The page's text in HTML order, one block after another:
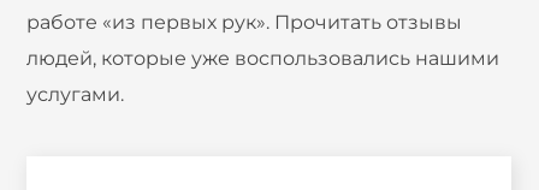
работе «из первых рук». Прочитать отзывы
людей, которые уже воспользовались нашими
услугами.